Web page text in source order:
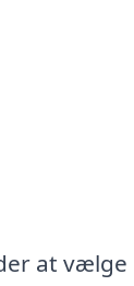
at vælge